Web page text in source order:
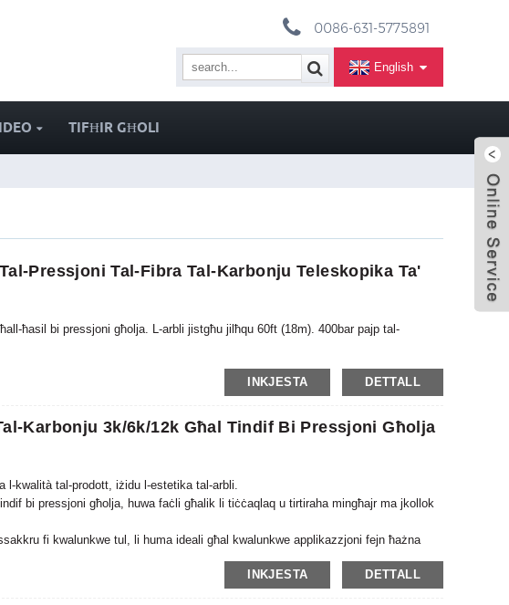
0086-631-5775891
English
TIFĦIR GĦOLI
Pressjoni Tal-Fibra Tal-Karbonju Teleskopika Ta'
ħasil bi pressjoni għolja. L-arbli jistgħu jilħqu 60ft (18m). 400bar pajp tal-
INKJESTA DETTALL
Karbonju 3k/6k/12k Għal Tindif Bi Pressjoni Għolja
kwalità tal-prodott, iżidu l-estetika tal-arbli.
bi pressjoni għolja, huwa faċli għalik li tiċċaqlaq u tirtiraha mingħajr ma jkollok
fi kwalunkwe tul, li huma ideali għal kwalunkwe applikazzjoni fejn ħażna
INKJESTA
DETTALL